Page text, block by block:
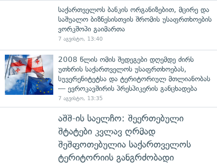
საქართველოს ბანკის ორგანიზებით, მცირე და
საშუალო ბიზნესისთვის შრომის უსაფრთხოების
ვორკშოპი გაიმართა
7 აგვისტო, 13:40
2008 წლის ომის შედეგები დღემდე ძირს
უთხრის საქართველოს უსაფრთხოებას,
სუვერენიტეტსა და ტერიტორიულ მთლიანობას
— ევროკავშირის პრესპიკერის განცხადება
7 აგვისტო, 13:35
აშშ-ის საელჩო: შეერთებული
შტატები კვლავ ღრმად
შეშფოთებულია საქართველოს
ტერიტორიის განგრძობადი